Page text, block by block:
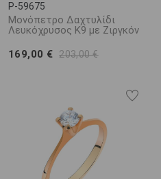
P-59675
Μονόπετρο Δαχτυλίδι
Λευκόχρυσος Κ9 με Ζιργκόν
169,00 € 203,00 €